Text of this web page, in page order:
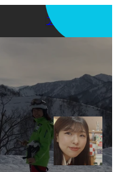
アプリを使う